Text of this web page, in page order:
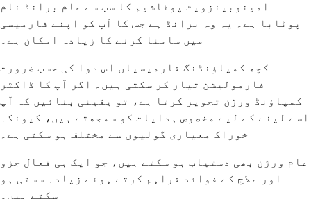
امینوبینزویٹ پوٹاشیم کا سب سے عام برانڈ نام
پوٹابا ہے۔ یہ وہ برانڈ ہے جس کا آپ کو اپنے فارمیسی
میں سامنا کرنے کا زیادہ امکان ہے۔
کچھ کمپاؤنڈنگ فارمیسیاں اس دوا کی حسب ضرورت
فارمولیشن تیار کر سکتی ہیں۔ اگر آپ کا ڈاکٹر
کمپاؤنڈ ورژن تجویز کرتا ہے، تو یقینی بنائیں کہ آپ
اسے لینے کے لیے مخصوص ہدایات کو سمجھتے ہیں، کیونکہ
خوراک معیاری گولیوں سے مختلف ہو سکتی ہے۔
عام ورژن بھی دستیاب ہو سکتے ہیں، جو ایک ہی فعال جزو
اور علاج کے فوائد فراہم کرتے ہوئے زیادہ سستی ہو
سکتے ہیں۔